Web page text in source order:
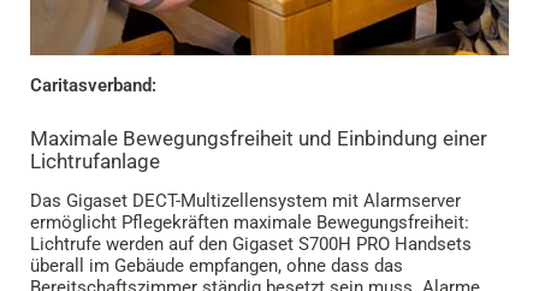
Caritasverband:
Maximale Bewegungsfreiheit und Einbindung einer
Lichtrufanlage
Das Gigaset DECT-Multizellensystem mit Alarmserver
ermöglicht Pflegekräften maximale Bewegungsfreiheit:
Lichtrufe werden auf den Gigaset S700H PRO Handsets
überall im Gebäude empfangen, ohne dass das